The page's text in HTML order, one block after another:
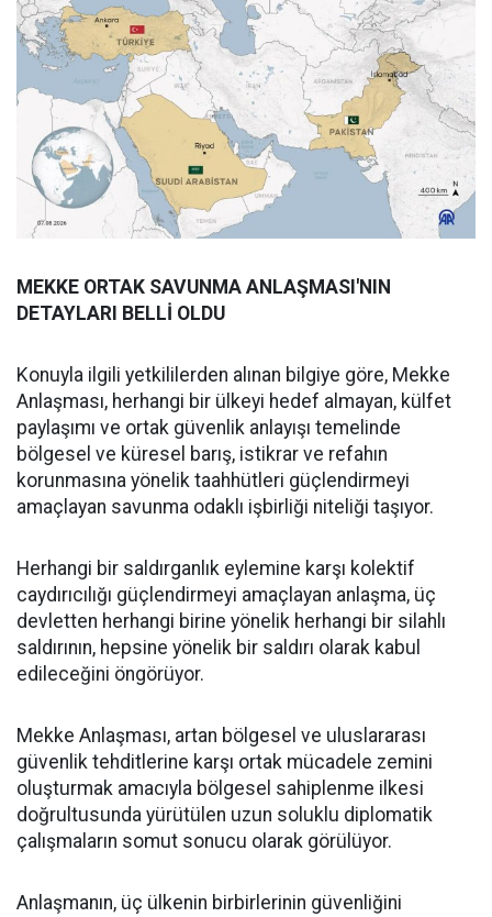
MEKKE ORTAK SAVUNMA ANLAŞMASI'NIN
DETAYLARI BELLİ OLDU
Konuyla ilgili yetkililerden alınan bilgiye göre, Mekke
Anlaşması, herhangi bir ülkeyi hedef almayan, külfet
paylaşımı ve ortak güvenlik anlayışı temelinde
bölgesel ve küresel barış, istikrar ve refahın
korunmasına yönelik taahhütleri güçlendirmeyi
amaçlayan savunma odaklı işbirliği niteliği taşıyor.
Herhangi bir saldırganlık eylemine karşı kolektif
caydırıcılığı güçlendirmeyi amaçlayan anlaşma, üç
devletten herhangi birine yönelik herhangi bir silahlı
saldırının, hepsine yönelik bir saldırı olarak kabul
edileceğini öngörüyor.
Mekke Anlaşması, artan bölgesel ve uluslararası
güvenlik tehditlerine karşı ortak mücadele zemini
oluşturmak amacıyla bölgesel sahiplenme ilkesi
doğrultusunda yürütülen uzun soluklu diplomatik
çalışmaların somut sonucu olarak görülüyor.
Anlaşmanın, üç ülkenin birbirlerinin güvenliğini